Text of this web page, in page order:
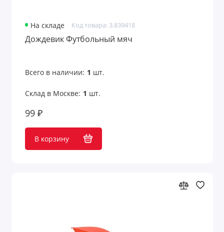
На складе Код товара: 3.839418
Дождевик Футбольный мяч
Всего в наличии: 1 шт.
Склад в Москве: 1 шт.
99 ₽
В корзину